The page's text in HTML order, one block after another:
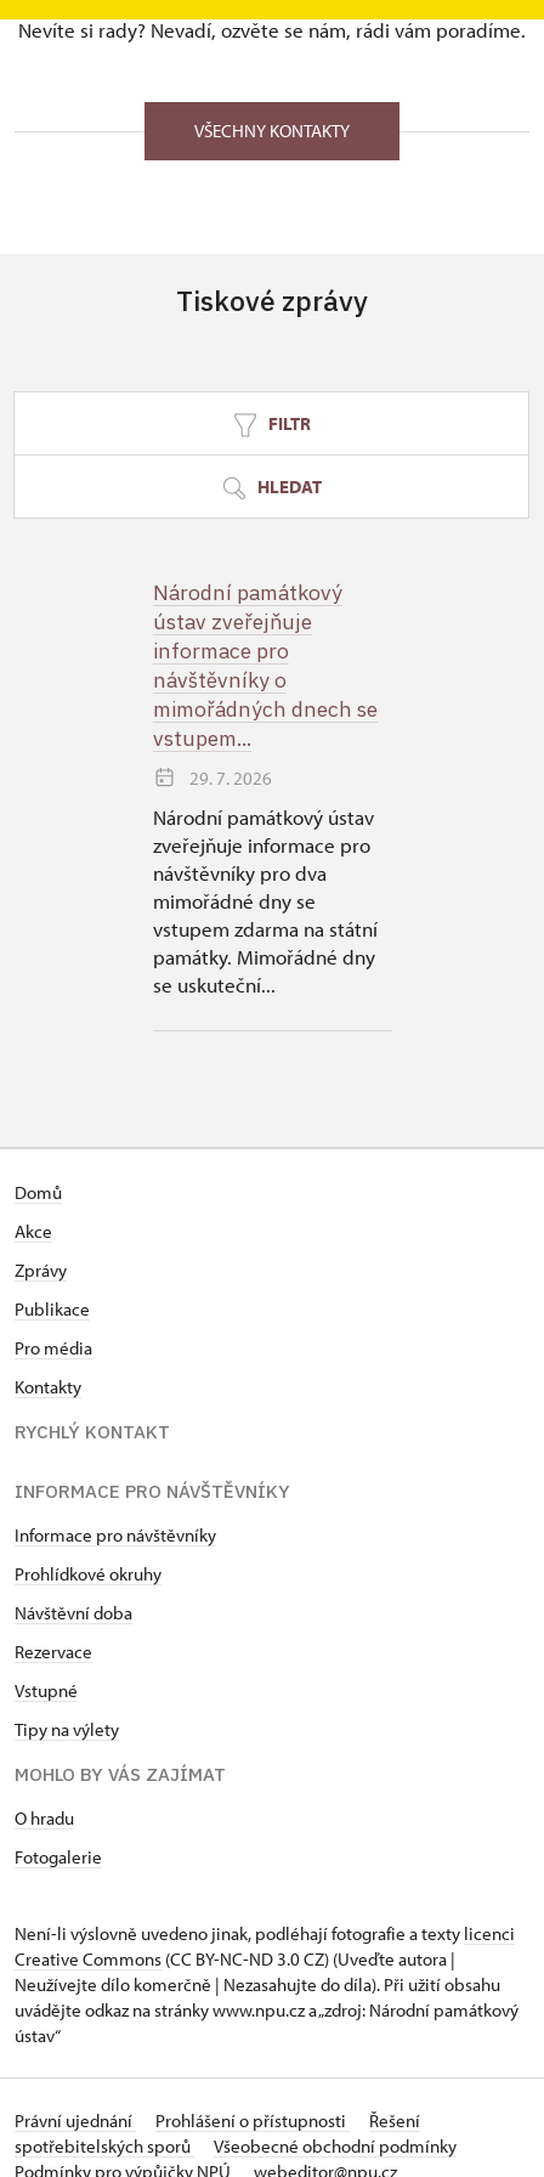
Nevíte si rady? Nevadí, ozvěte se nám, rádi vám poradíme.
VŠECHNY KONTAKTY
Tiskové zprávy
FILTR
HLEDAT
Národní památkový
ústav zveřejňuje
informace pro
návštěvníky o
mimořádných dnech se
vstupem...
29. 7. 2026
Národní památkový ústav
zveřejňuje informace pro
návštěvníky pro dva
mimořádné dny se
vstupem zdarma na státní
památky. Mimořádné dny
se uskuteční...
Domů
Akce
Zprávy
Publikace
Pro média
Kontakty
RYCHLÝ KONTAKT
INFORMACE PRO NÁVŠTĚVNÍKY
Informace pro návštěvníky
Prohlídkové okruhy
Návštěvní doba
Rezervace
Vstupné
Tipy na výlety
MOHLO BY VÁS ZAJÍMAT
O hradu
Fotogalerie
Není-li výslovně uvedeno jinak, podléhají fotografie a texty licenci
Creative Commons (CC BY-NC-ND 3.0 CZ) (Uveďte autora |
Neužívejte dílo komerčně | Nezasahujte do díla). Při užití obsahu
uvádějte odkaz na stránky www.npu.cz a „zdroj: Národní památkový
ústav“
Právní ujednání Prohlášení o přístupnosti
Řešení
spotřebitelských sporů
Všeobecné obchodní podmínky
Podmínky pro výpůjčky NPÚ
webeditor@npu.cz